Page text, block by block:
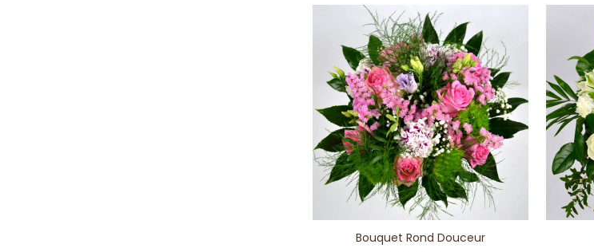
Bouquet Rond Douceur